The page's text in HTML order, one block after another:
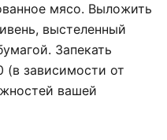
мясо. Выложить
выстеленный
Запекать
зависимости от
вашей